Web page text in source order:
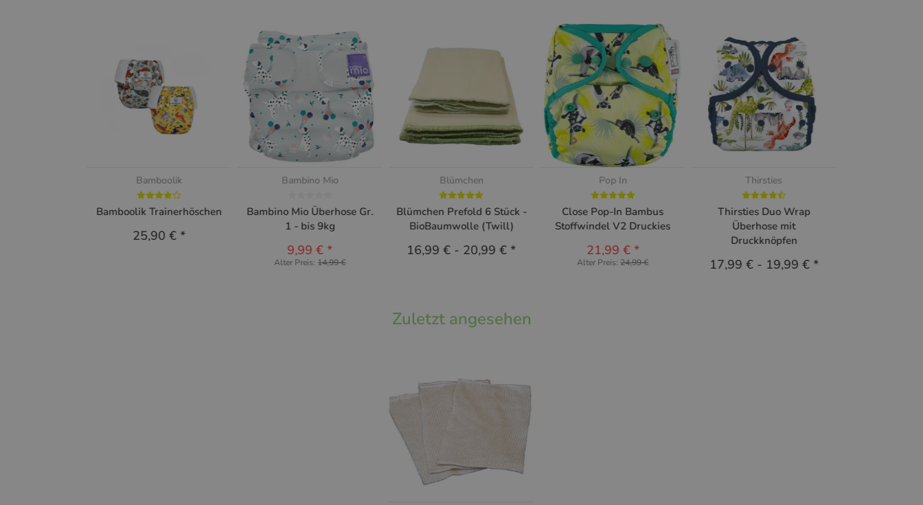
Bamboolik
Bamboolik Trainerhöschen
25,90 € *
Bambino Mio
Bambino Mio Überhose Gr.
1 - bis 9kg
9,99 €*
Alter Preis:14,99 €
Blümchen
Blümchen Prefold 6 Stück -
BioBaumwolle (Twill)
16,99 € - 20,99 €*
Pop In
Close Pop-In Bambus
Stoffwindel V2 Druckies
21,99 € *
Alter Preis:24,99 €
Thirsties
Thirsties Duo Wrap
Überhose mit
Druckknöpfen
17,99 € - 19,99 €*
Zuletzt angesehen